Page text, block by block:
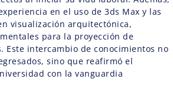
en el uso de 3ds Max y las
visualización arquitectónica,
para la proyección de
Este intercambio de conocimientos no
sino que reafirmó el
con la vanguardia